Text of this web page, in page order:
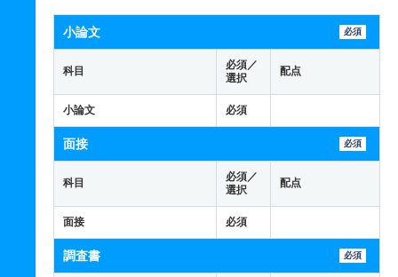
小論文 必須
科目
必須／
選択
配点
小論文 必須
面接 必須
科目
必須／
選択
配点
面接 必須
調査書 必須